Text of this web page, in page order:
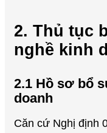
2. Thủ tục
nghề kinh
2.1 Hồ sơ bổ
doanh
Căn cứ Nghị định